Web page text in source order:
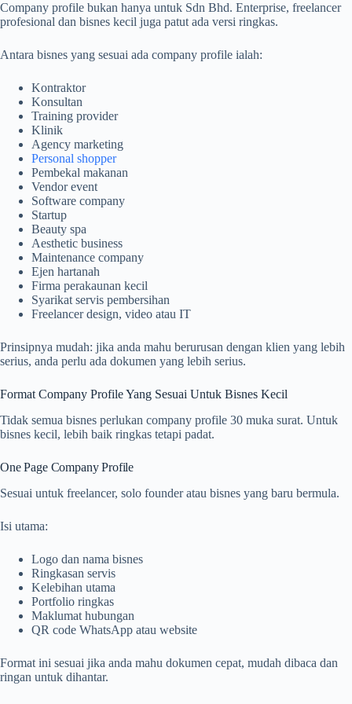
Company profile bukan hanya untuk Sdn Bhd. Enterprise, freelancer
profesional dan bisnes kecil juga patut ada versi ringkas.
Antara bisnes yang sesuai ada company profile ialah:
Kontraktor
Konsultan
Training provider
Klinik
Agency marketing
Personal shopper
Pembekal makanan
Vendor event
Software company
Startup
Beauty spa
Aesthetic business
Maintenance company
Ejen hartanah
Firma perakaunan kecil
Syarikat servis pembersihan
Freelancer design, video atau IT
Prinsipnya mudah: jika anda mahu berurusan dengan klien yang lebih
serius, anda perlu ada dokumen yang lebih serius.
Format Company Profile Yang Sesuai Untuk Bisnes Kecil
Tidak semua bisnes perlukan company profile 30 muka surat. Untuk
bisnes kecil, lebih baik ringkas tetapi padat.
One Page Company Profile
Sesuai untuk freelancer, solo founder atau bisnes yang baru bermula.
Isi utama:
Logo dan nama bisnes
Ringkasan servis
Kelebihan utama
Portfolio ringkas
Maklumat hubungan
QR code WhatsApp atau website
Format ini sesuai jika anda mahu dokumen cepat, mudah dibaca dan
ringan untuk dihantar.